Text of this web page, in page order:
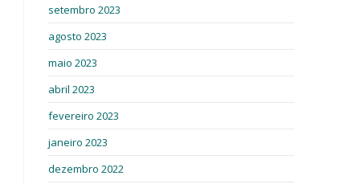
setembro 2023
agosto 2023
maio 2023
abril 2023
fevereiro 2023
janeiro 2023
dezembro 2022